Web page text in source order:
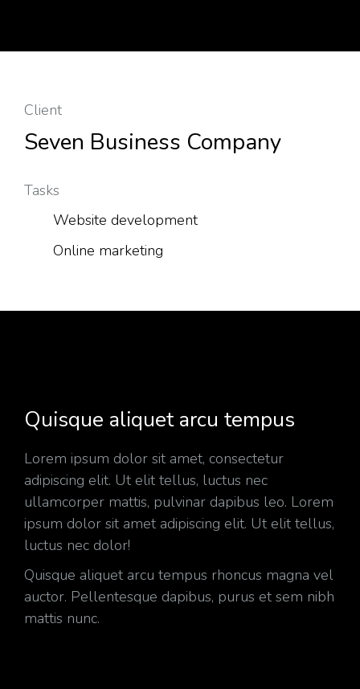
Client
Seven Business Company
Tasks
Website development
Online marketing
Quisque aliquet arcu tempus
Lorem ipsum dolor sit amet, consectetur
adipiscing elit. Ut elit tellus, luctus nec
ullamcorper mattis, pulvinar dapibus leo. Lorem
ipsum dolor sit amet adipiscing elit. Ut elit tellus,
luctus nec dolor!
Quisque aliquet arcu tempus rhoncus magna vel
auctor. Pellentesque dapibus, purus et sem nibh
mattis nunc.